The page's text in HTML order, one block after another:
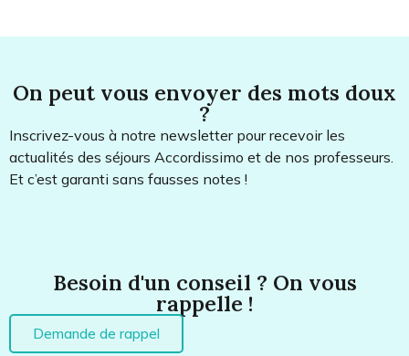
On peut vous envoyer des mots doux
?
Inscrivez-vous à notre newsletter pour recevoir les
actualités des séjours Accordissimo et de nos professeurs.
Et c’est garanti sans fausses notes !
Besoin d'un conseil ? On vous
rappelle !
Demande de rappel